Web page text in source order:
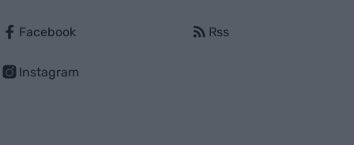
Facebook
Instagram
Rss